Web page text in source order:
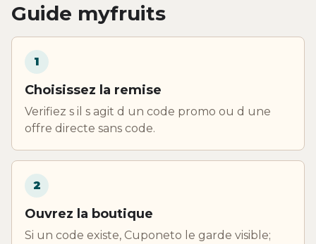
Guide myfruits
1
Choisissez la remise
Verifiez s il s agit d un code promo ou d une
offre directe sans code.
2
Ouvrez la boutique
Si un code existe, Cuponeto le garde visible;